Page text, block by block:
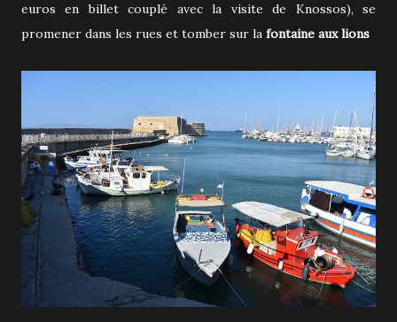
euros en billet couplé avec la visite de Knossos), se
promener dans les rues et tomber sur la fontaine aux lions